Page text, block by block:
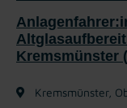
Kremsmünster
Kremsmünster,